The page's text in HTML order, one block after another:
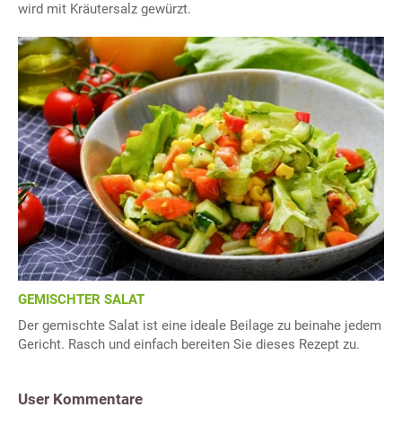
wird mit Kräutersalz gewürzt.
GEMISCHTER SALAT
Der gemischte Salat ist eine ideale Beilage zu beinahe jedem
Gericht. Rasch und einfach bereiten Sie dieses Rezept zu.
User Kommentare